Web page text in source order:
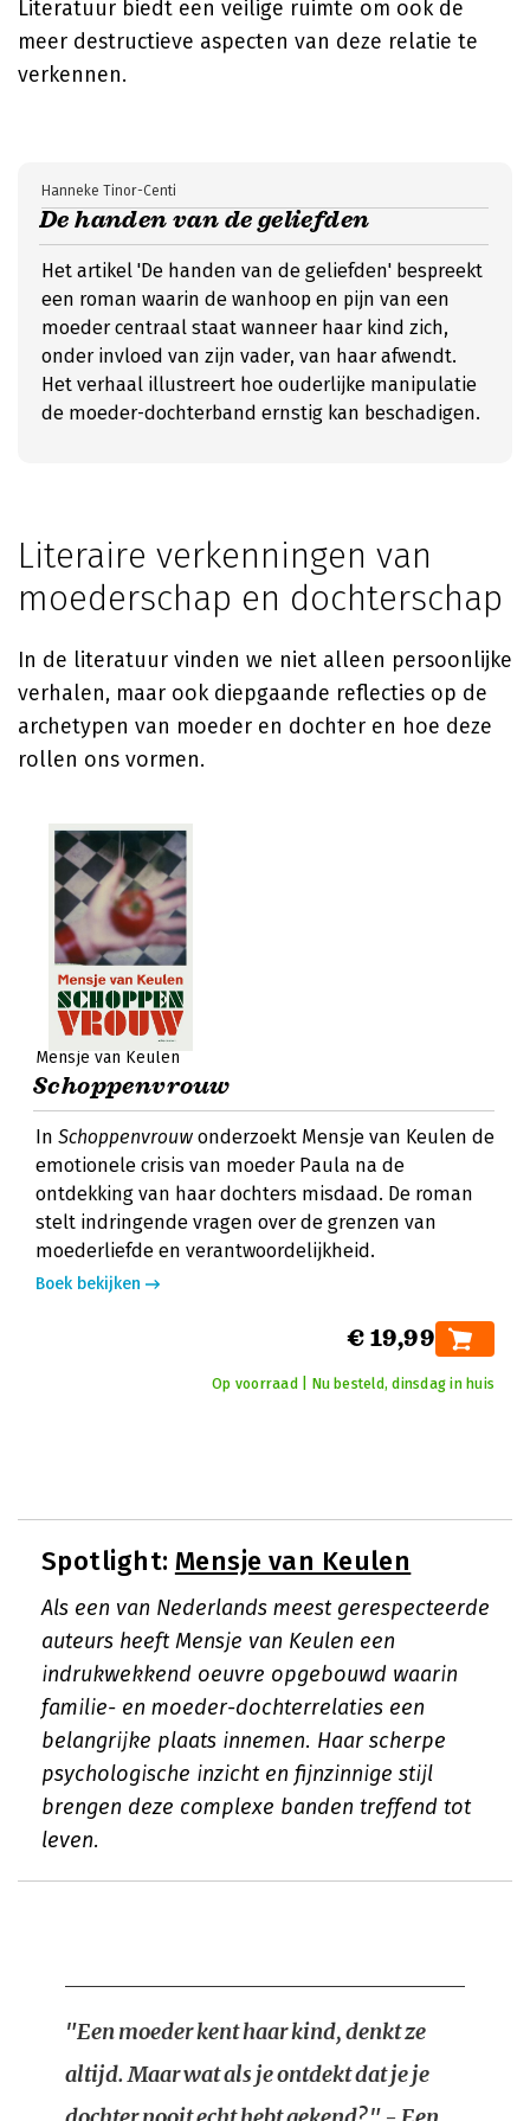
Literatuur biedt een veilige ruimte om ook de
meer destructieve aspecten van deze relatie te
verkennen.
De handen van de geliefden
Hanneke Tinor-Centi
Het artikel 'De handen van de geliefden' bespreekt
een roman waarin de wanhoop en pijn van een
moeder centraal staat wanneer haar kind zich,
onder invloed van zijn vader, van haar afwendt.
Het verhaal illustreert hoe ouderlijke manipulatie
de moeder-dochterband ernstig kan beschadigen.
Literaire verkenningen van
moederschap en dochterschap
In de literatuur vinden we niet alleen persoonlijke
verhalen, maar ook diepgaande reflecties op de
archetypen van moeder en dochter en hoe deze
rollen ons vormen.
Mensje van Keulen
Schoppenvrouw
In Schoppenvrouw onderzoekt Mensje van Keulen de
emotionele crisis van moeder Paula na de
ontdekking van haar dochters misdaad. De roman
stelt indringende vragen over de grenzen van
moederliefde en verantwoordelijkheid.
Boek bekijken
€ 19,99
Op voorraad | Nu besteld, dinsdag in huis
Spotlight: Mensje van Keulen
Als een van Nederlands meest gerespecteerde
auteurs heeft Mensje van Keulen een
indrukwekkend oeuvre opgebouwd waarin
familie- en moeder-dochterrelaties een
belangrijke plaats innemen. Haar scherpe
psychologische inzicht en fijnzinnige stijl
brengen deze complexe banden treffend tot
leven.
"Een moeder kent haar kind, denkt ze
altijd. Maar wat als je ontdekt dat je je